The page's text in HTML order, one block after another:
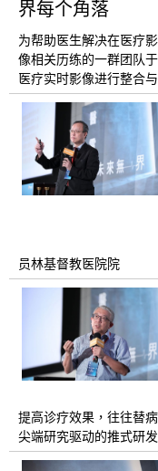
界每个角落
为帮助医生解决在医疗
像相关历练的一群团队
医疗实时影像进行整合
员林基督教医院院
提高诊疗效果，往往替
尖端研究驱动的推式研